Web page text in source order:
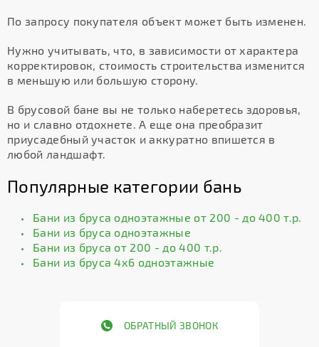
По запросу покупателя объект может быть изменен.
Нужно учитывать, что, в зависимости от характера
корректировок, стоимость строительства изменится
в меньшую или большую сторону.
В брусовой бане вы не только наберетесь здоровья,
но и славно отдохнете. А еще она преобразит
приусадебный участок и аккуратно впишется в
любой ландшафт.
Популярные категории бань
Бани из бруса одноэтажные от 200 - до 400 т.р.
Бани из бруса одноэтажные
Бани из бруса от 200 - до 400 т.р.
Бани из бруса 4х6 одноэтажные
ОБРАТНЫЙ ЗВОНОК